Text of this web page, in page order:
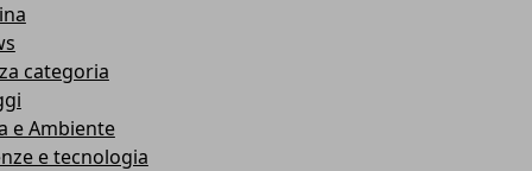
categoria
e Ambiente
e tecnologia